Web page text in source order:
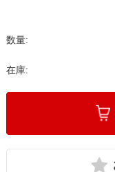
数量:
在庫: